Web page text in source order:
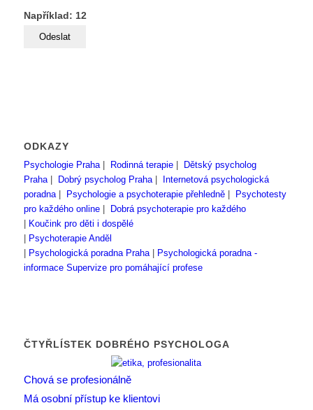
Například: 12
ODKAZY
Psychologie Praha| Rodinná terapie| Dětský psycholog
Praha| Dobrý psycholog Praha| Internetová psychologická
poradna| Psychologie a psychoterapie přehledně| Psychotesty
pro každého online| Dobrá psychoterapie pro každého
| Koučink pro děti i dospělé
| Psychoterapie Anděl
| Psychologická poradna Praha| Psychologická poradna -
informace Supervize pro pomáhající profese
ČTYŘLÍSTEK DOBRÉHO PSYCHOLOGA
Chová se profesionálně
Má osobní přístup ke klientovi